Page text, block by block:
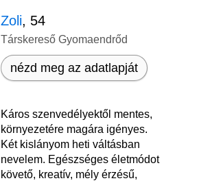
Zoli, 54
Társkereső Gyomaendrőd
nézd meg az adatlapját
Káros szenvedélyektől mentes,
környezetére magára igényes.
Két kislányom heti váltásban
nevelem. Egészséges életmódot
követő, kreatív, mély érzésű,